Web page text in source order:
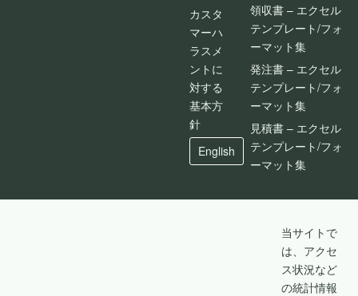
カスタ
マーハ
ラスメ
ントに
対する
基本方
針
English
領収書 – エクセル
テンプレート/フォ
ーマット集
発注書 – エクセル
テンプレート/フォ
ーマット集
見積書 – エクセル
テンプレート/フォ
ーマット集
当サイトで
は、アクセ
ス状況など
の統計情報